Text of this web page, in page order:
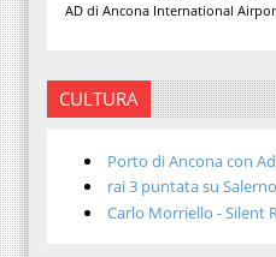
AD di Ancona International
CULTURA
Porto di Ancona con
rai 3 puntata su
Carlo Morriello - Silent